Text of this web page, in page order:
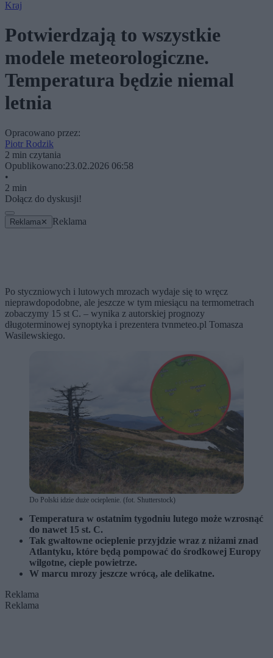
Kraj
Potwierdzają to wszystkie
modele meteorologiczne.
Temperatura będzie niemal
letnia
Opracowano przez:
Piotr Rodzik
2 min czytania
Opublikowano:23.02.2026 06:58
•
2 min
Dołącz do dyskusji!
Reklama ✕ Reklama
Po styczniowych i lutowych mrozach wydaje się to wręcz
nieprawdopodobne, ale jeszcze w tym miesiącu na termometrach
zobaczymy 15 st C. – wynika z autorskiej prognozy
długoterminowej synoptyka i prezentera tvnmeteo.pl Tomasza
Wasilewskiego.
Do Polski idzie duże ocieplenie. (fot. Shutterstock)
Temperatura w ostatnim tygodniu lutego może wzrosnąć
do nawet 15 st. C.
Tak gwałtowne ocieplenie przyjdzie wraz z niżami znad
Atlantyku, które będą pompować do środkowej Europy
wilgotne, ciepłe powietrze.
W marcu mrozy jeszcze wrócą, ale delikatne.
Reklama
Reklama